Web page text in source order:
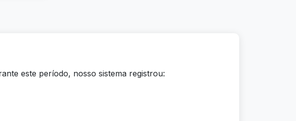
este período, nosso sistema registrou: